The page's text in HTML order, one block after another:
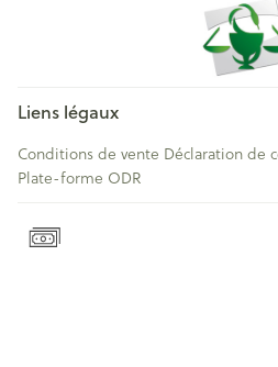
Liens légaux
Conditions de vente Déclaration de
Plate-forme ODR